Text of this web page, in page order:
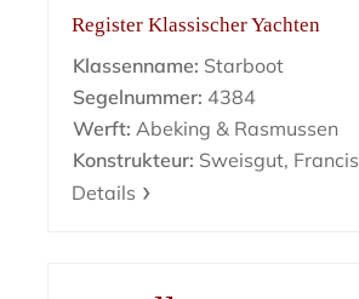
Register Klassischer Yachten
Klassenname: Starboot
Segelnummer: 4384
Werft: Abeking & Rasmussen
Konstrukteur: Sweisgut, Francis
Details